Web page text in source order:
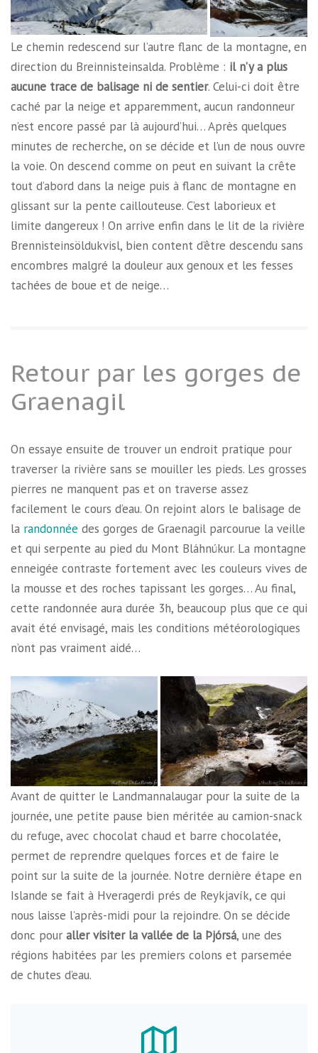
Le chemin redescend sur l’autre flanc de la montagne, en
direction du Breinnisteinsalda. Problème : il n’y a plus
aucune trace de balisage ni de sentier. Celui-ci doit être
caché par la neige et apparemment, aucun randonneur
n’est encore passé par là aujourd’hui… Après quelques
minutes de recherche, on se décide et l’un de nous ouvre
la voie. On descend comme on peut en suivant la crête
tout d’abord dans la neige puis à flanc de montagne en
glissant sur la pente caillouteuse. C’est laborieux et
limite dangereux ! On arrive enfin dans le lit de la rivière
Brennisteinsöldukvisl, bien content d’être descendu sans
encombres malgré la douleur aux genoux et les fesses
tachées de boue et de neige…
Retour par les gorges de
Graenagil
On essaye ensuite de trouver un endroit pratique pour
traverser la rivière sans se mouiller les pieds. Les grosses
pierres ne manquent pas et on traverse assez
facilement le cours d’eau. On rejoint alors le balisage de
la randonnée des gorges de Graenagil parcourue la veille
et qui serpente au pied du Mont Bláhnúkur. La montagne
enneigée contraste fortement avec les couleurs vives de
la mousse et des roches tapissant les gorges… Au final,
cette randonnée aura durée 3h, beaucoup plus que ce qui
avait été envisagé, mais les conditions météorologiques
n’ont pas vraiment aidé…
Avant de quitter le Landmannalaugar pour la suite de la
journée, une petite pause bien méritée au camion-snack
du refuge, avec chocolat chaud et barre chocolatée,
permet de reprendre quelques forces et de faire le
point sur la suite de la journée. Notre dernière étape en
Islande se fait à Hveragerdi prés de Reykjavík, ce qui
nous laisse l’après-midi pour la rejoindre. On se décide
donc pour aller visiter la vallée de la Þjórsá, une des
régions habitées par les premiers colons et parsemée
de chutes d’eau.